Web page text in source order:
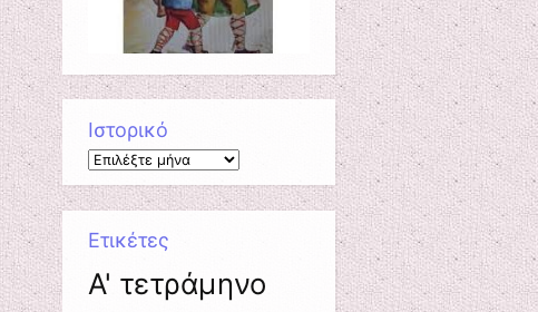
Ιστορικό
Ιστορικό
Ετικέτες
A' τετράμηνο